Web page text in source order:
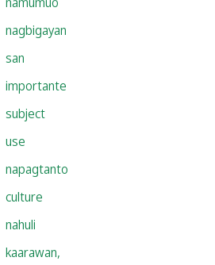
nagbigayan
san
importante
subject
use
napagtanto
culture
nahuli
kaarawan,